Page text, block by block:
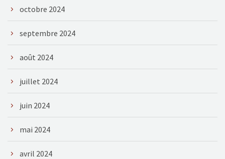
octobre 2024
septembre 2024
août 2024
juillet 2024
juin 2024
mai 2024
avril 2024